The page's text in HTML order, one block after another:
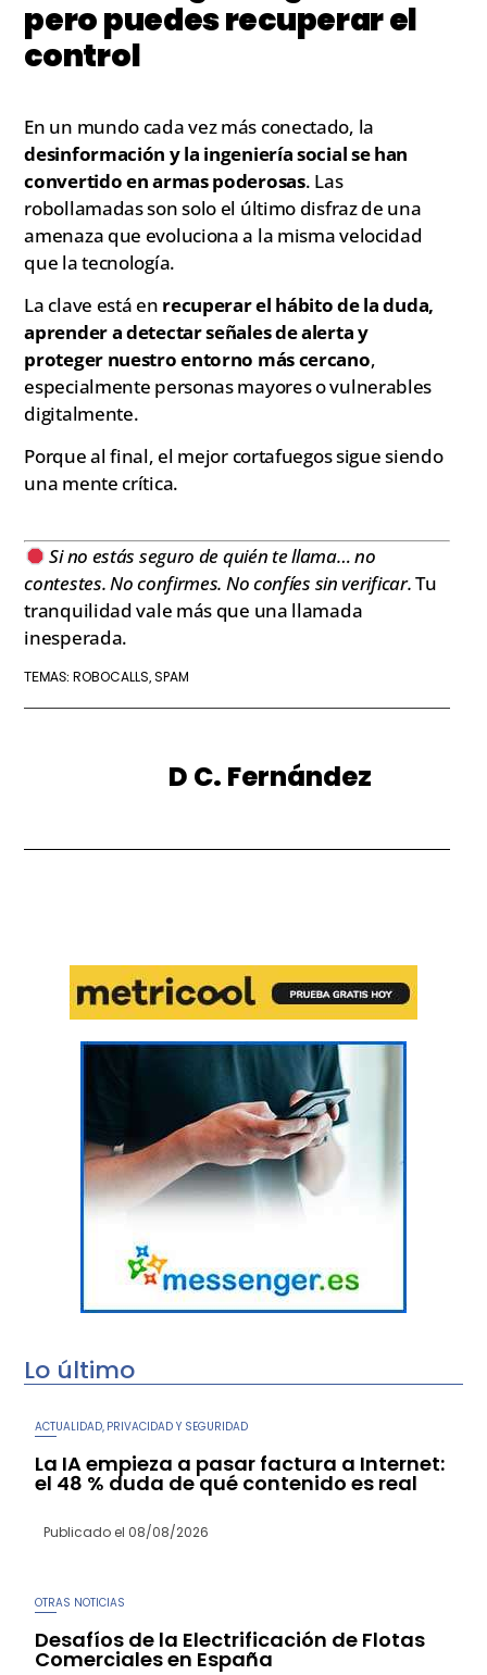
pero puedes recuperar el
control
En un mundo cada vez más conectado, la
desinformación y la ingeniería social se han
convertido en armas poderosas. Las
robollamadas son solo el último disfraz de una
amenaza que evoluciona a la misma velocidad
que la tecnología.
La clave está en recuperar el hábito de la duda,
aprender a detectar señales de alerta y
proteger nuestro entorno más cercano,
especialmente personas mayores o vulnerables
digitalmente.
Porque al final, el mejor cortafuegos sigue siendo
una mente crítica.
Si no estás seguro de quién te llama… no
contestes. No confirmes. No confíes sin verificar.Tu
tranquilidad vale más que una llamada
inesperada.
TEMAS:ROBOCALLS,SPAM
D C. Fernández
Lo último
ACTUALIDAD PRIVACIDAD Y SEGURIDAD
La IA empieza a pasar factura a Internet:
el 48 % duda de qué contenido es real
Publicado el 08/08/2026
OTRAS NOTICIAS
Desafíos de la Electrificación de Flotas
Comerciales en España